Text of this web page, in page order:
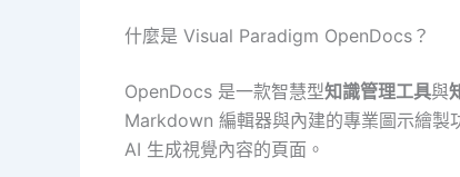
什麼是 Visual Paradigm OpenDocs？
OpenDocs 是一款智慧型知識管理工具與
Markdown 編輯器與內建的專業圖示繪製
AI 生成視覺內容的頁面。